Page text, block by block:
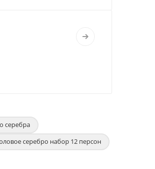
серебра
серебро набор 12 персон